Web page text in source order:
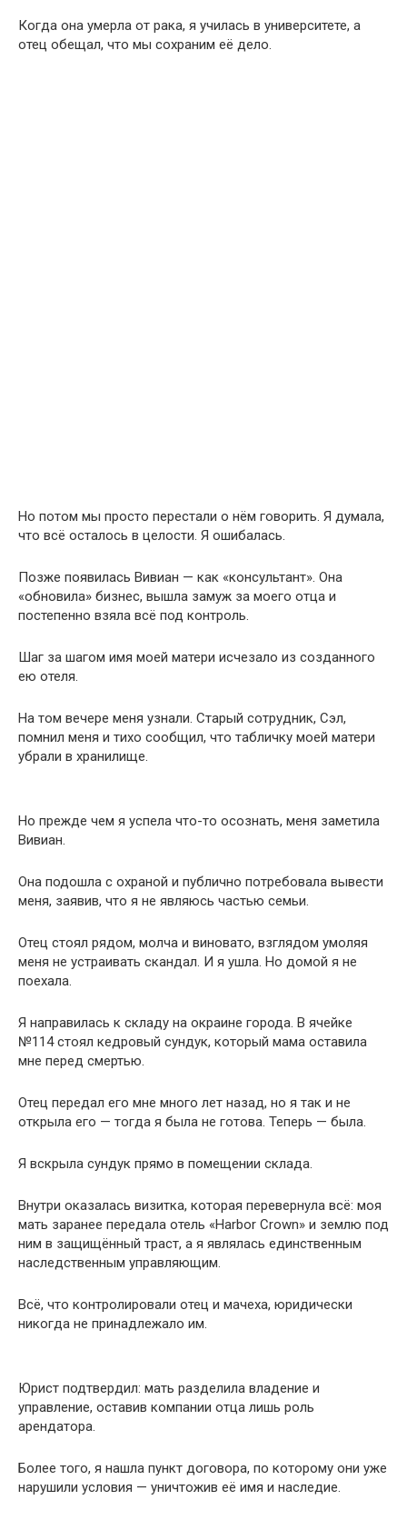
Когда она умерла от рака, я училась в университете, а
отец обещал, что мы сохраним её дело.
Но потом мы просто перестали о нём говорить. Я думала,
что всё осталось в целости. Я ошибалась.
Позже появилась Вивиан — как «консультант». Она
«обновила» бизнес, вышла замуж за моего отца и
постепенно взяла всё под контроль.
Шаг за шагом имя моей матери исчезало из созданного
ею отеля.
На том вечере меня узнали. Старый сотрудник, Сэл,
помнил меня и тихо сообщил, что табличку моей матери
убрали в хранилище.
Но прежде чем я успела что-то осознать, меня заметила
Вивиан.
Она подошла с охраной и публично потребовала вывести
меня, заявив, что я не являюсь частью семьи.
Отец стоял рядом, молча и виновато, взглядом умоляя
меня не устраивать скандал. И я ушла. Но домой я не
поехала.
Я направилась к складу на окраине города. В ячейке
№114 стоял кедровый сундук, который мама оставила
мне перед смертью.
Отец передал его мне много лет назад, но я так и не
открыла его — тогда я была не готова. Теперь — была.
Я вскрыла сундук прямо в помещении склада.
Внутри оказалась визитка, которая перевернула всё: моя
мать заранее передала отель «Harbor Crown» и землю под
ним в защищённый траст, а я являлась единственным
наследственным управляющим.
Всё, что контролировали отец и мачеха, юридически
никогда не принадлежало им.
Юрист подтвердил: мать разделила владение и
управление, оставив компании отца лишь роль
арендатора.
Более того, я нашла пункт договора, по которому они уже
нарушили условия — уничтожив её имя и наследие.